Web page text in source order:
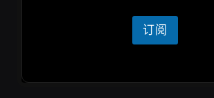
订阅